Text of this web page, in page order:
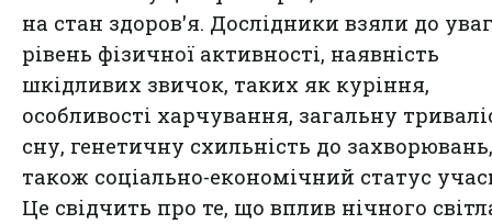
на стан здоров'я. Дослідники взяли до
рівень фізичної активності, наявність
шкідливих звичок, таких як куріння,
особливості харчування, загальну
сну, генетичну схильність до
також соціально-економічний статус
Це свідчить про те, що вплив нічного